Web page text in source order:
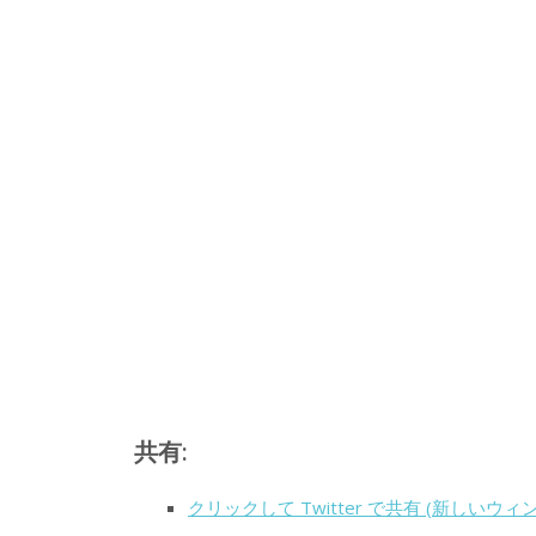
共有:
クリックして Twitter で共有 (新しいウィ